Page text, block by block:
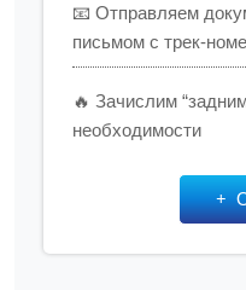
📧 Отправляем
письмом с трек-
🔥 Зачислим
необходимости